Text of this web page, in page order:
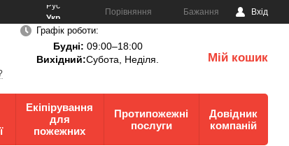
Рус
Укр
Порівняння Бажання Вхід
Графік роботи:
Будні: 09:00–18:00
Вихідний:Субота, Неділя. Мій кошик
Екіпірування
для
пожежних
Протипожежні
послуги
Довідник
компаній